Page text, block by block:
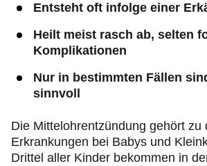
Entsteht oft infolge einer
Heilt meist rasch ab, selten
Komplikationen
Nur in bestimmten Fällen
sinnvoll
Die Mittelohrentzündung gehört zu
Erkrankungen bei Babys und
Drittel aller Kinder bekommen in